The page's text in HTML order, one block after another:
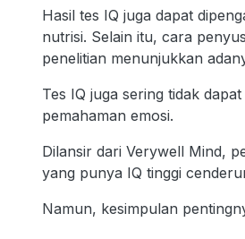
Hasil tes IQ juga dapat
nutrisi. Selain itu, cara
penelitian menunjukkan
Tes IQ juga sering tidak
pemahaman emosi.
Dilansir dari Verywell Mind,
yang punya IQ tinggi
Namun, kesimpulan